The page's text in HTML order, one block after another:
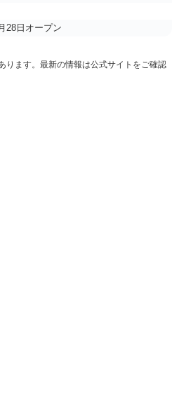
28日オープン
ります。最新の情報は公式サイトをご確認